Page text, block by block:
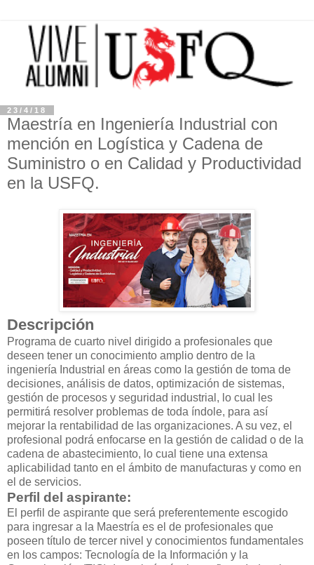
23/4/18
Maestría en Ingeniería Industrial con
mención en Logística y Cadena de
Suministro o en Calidad y Productividad
en la USFQ.
Descripción
Programa de cuarto nivel dirigido a profesionales que
deseen tener un conocimiento amplio dentro de la
ingeniería Industrial en áreas como la gestión de toma de
decisiones, análisis de datos, optimización de sistemas,
gestión de procesos y seguridad industrial, lo cual les
permitirá resolver problemas de toda índole, para así
mejorar la rentabilidad de las organizaciones. A su vez, el
profesional podrá enfocarse en la gestión de calidad o de la
cadena de abastecimiento, lo cual tiene una extensa
aplicabilidad tanto en el ámbito de manufacturas y como en
el de servicios.
Perfil del aspirante:
El perfil de aspirante que será preferentemente escogido
para ingresar a la Maestría es el de profesionales que
poseen título de tercer nivel y conocimientos fundamentales
en los campos: Tecnología de la Información y la